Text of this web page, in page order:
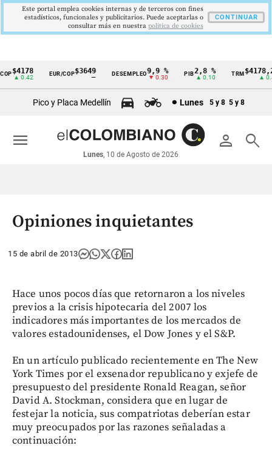
Cintillo
económicos
Colombia
$4178
▲ 0.42
EUR/COP$3649 DESEMPLEO 9,9 %
▼ 0.30
PIB2,8 %
▲ 0.10
TRM $4178,23
▲ 0.42
Pico y Placa Medellín Lunes 5 y 8 5 y 8
person search
Lunes, 10 de Agosto de 2026
menu
Opiniones inquietantes
15 de abril de 2013
Hace unos pocos días que retornaron a los niveles
previos a la crisis hipotecaria del 2007 los
indicadores más importantes de los mercados de
valores estadounidenses, el Dow Jones y el S&P.
En un artículo publicado recientemente en The New
York Times por el exsenador republicano y exjefe de
presupuesto del presidente Ronald Reagan, señor
David A. Stockman, considera que en lugar de
festejar la noticia, sus compatriotas deberían estar
muy preocupados por las razones señaladas a
continuación:
Este portal emplea cookies internas y de terceros con fines
estadísticos, funcionales y publicitarios. Puede aceptarlas o
consultar más en nuestra politica de cookies
CONTINUAR